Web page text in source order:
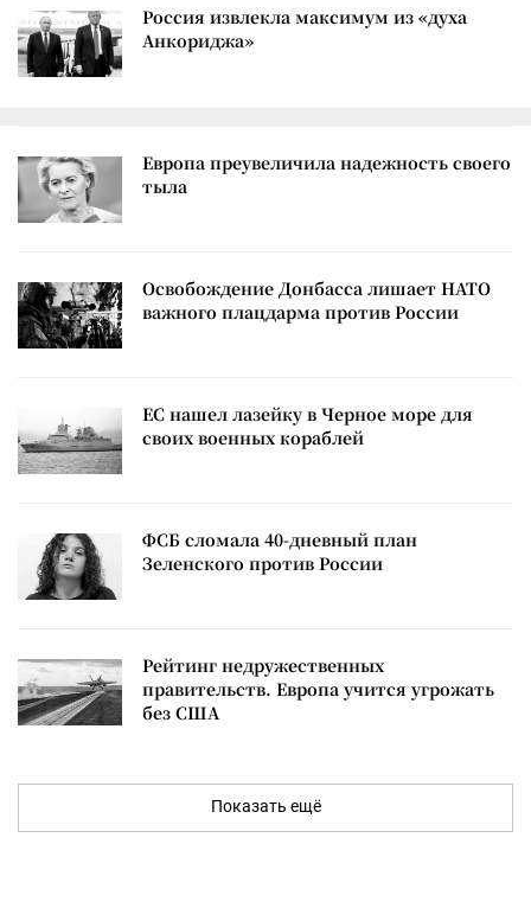
Россия извлекла максимум из «духа
Анкориджа»
Европа преувеличила надежность своего
тыла
Освобождение Донбасса лишает НАТО
важного плацдарма против России
ЕС нашел лазейку в Черное море для
своих военных кораблей
ФСБ сломала 40-дневный план
Зеленского против России
Рейтинг недружественных
правительств. Европа учится угрожать
без США
Показать ещё